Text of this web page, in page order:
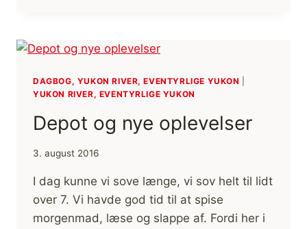
DAGBOG, YUKON RIVER, EVENTYRLIGE YUKON
YUKON RIVER, EVENTYRLIGE YUKON
Depot og nye oplevelser
3. august 2016
I dag kunne vi sove længe, vi sov helt til lidt
over 7. Vi havde god tid til at spise
morgenmad, læse og slappe af. Fordi her i